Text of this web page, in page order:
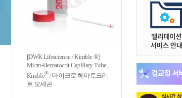
[DWK Lifescience / Kimble ®]
Micro-Hematocrit Capillary Tube,
Kimble®/ 마이크로 헤마토크리
트 모세관